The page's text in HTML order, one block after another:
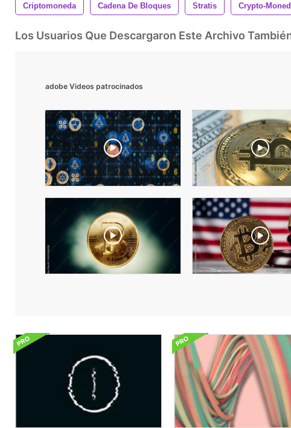
Criptomoneda Cadena De Bloques Stratis Crypto-
Los Usuarios Que Descargaron Este Archivo
adobe Videos patrocinados